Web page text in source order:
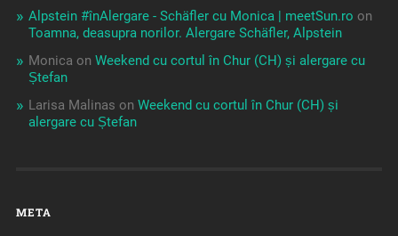
Alpstein #înAlergare - Schäfler cu Monica | meetSun.ro on
Toamna, deasupra norilor. Alergare Schäfler, Alpstein
Monica on Weekend cu cortul în Chur (CH) și alergare cu
Ștefan
Larisa Malinas on Weekend cu cortul în Chur (CH) și
alergare cu Ștefan
META